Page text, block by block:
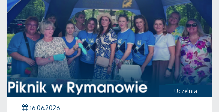
Uczelnia
16.06.2026